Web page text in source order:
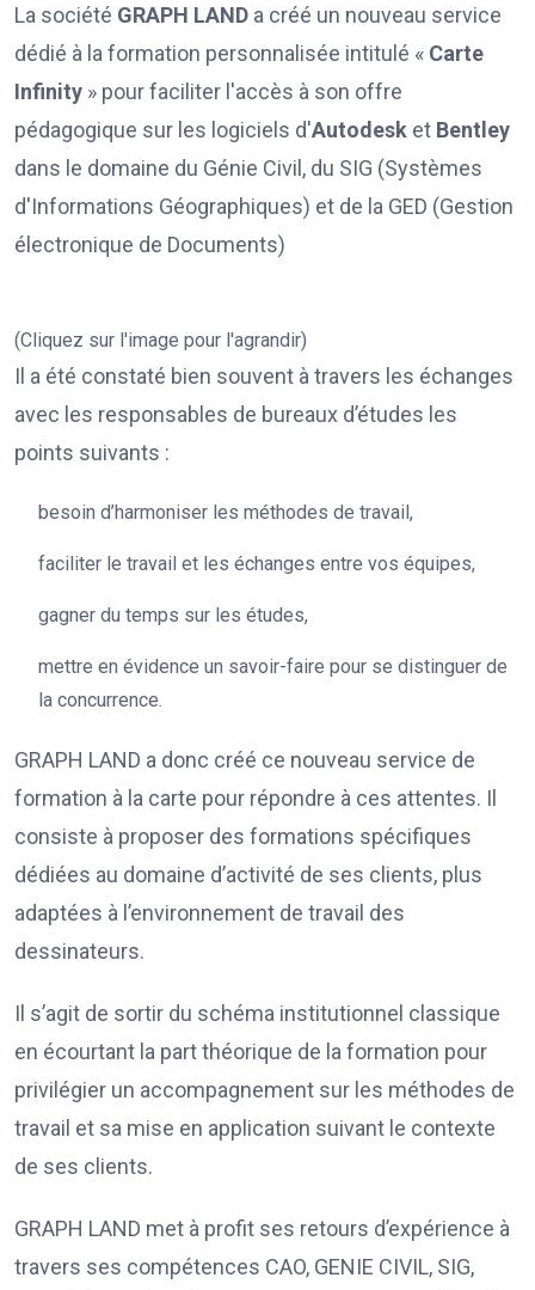
La société GRAPH LAND a créé un nouveau service
dédié à la formation personnalisée intitulé « Carte
Infinity » pour faciliter l'accès à son offre
pédagogique sur les logiciels d'Autodesk et Bentley
dans le domaine du Génie Civil, du SIG (Systèmes
d'Informations Géographiques) et de la GED (Gestion
électronique de Documents)
(Cliquez sur l'image pour l'agrandir)
Il a été constaté bien souvent à travers les échanges
avec les responsables de bureaux d’études les
points suivants :
besoin d’harmoniser les méthodes de travail,
faciliter le travail et les échanges entre vos équipes,
gagner du temps sur les études,
mettre en évidence un savoir-faire pour se distinguer de
la concurrence.
GRAPH LAND a donc créé ce nouveau service de
formation à la carte pour répondre à ces attentes. Il
consiste à proposer des formations spécifiques
dédiées au domaine d’activité de ses clients, plus
adaptées à l’environnement de travail des
dessinateurs.
Il s’agit de sortir du schéma institutionnel classique
en écourtant la part théorique de la formation pour
privilégier un accompagnement sur les méthodes de
travail et sa mise en application suivant le contexte
de ses clients.
GRAPH LAND met à profit ses retours d’expérience à
travers ses compétences CAO, GENIE CIVIL, SIG,